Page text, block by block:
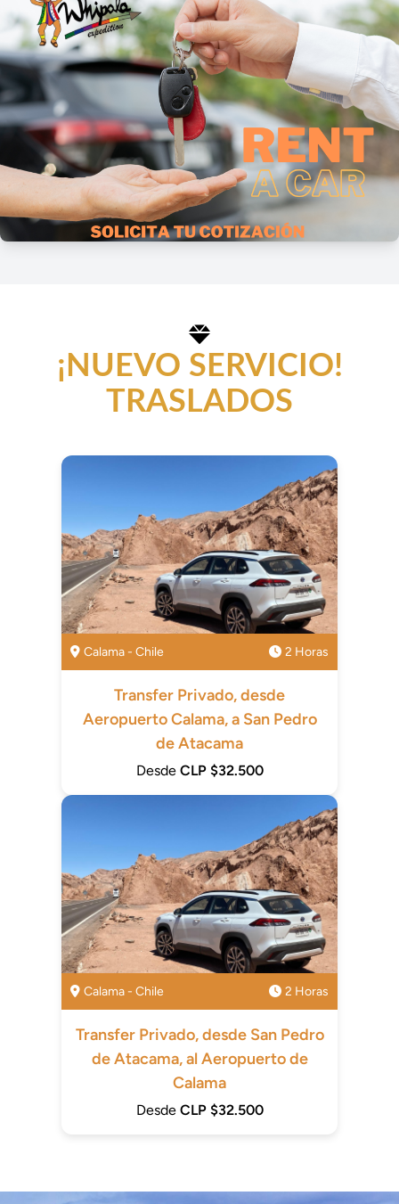
¡NUEVO SERVICIO!
TRASLADOS
Calama - Chile 2 Horas
Transfer Privado, desde
Aeropuerto Calama, a San Pedro
de Atacama
Desde CLP $32.500
Calama - Chile 2 Horas
Transfer Privado, desde San Pedro
de Atacama, al Aeropuerto de
Calama
Desde CLP $32.500